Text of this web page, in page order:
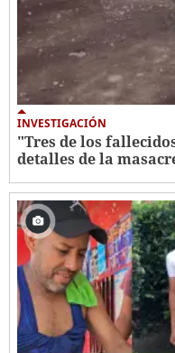
INVESTIGACIÓN
"Tres de los
detalles de la